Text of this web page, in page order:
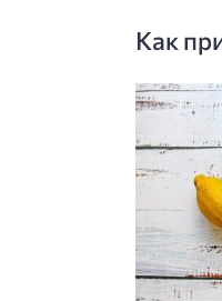
Как